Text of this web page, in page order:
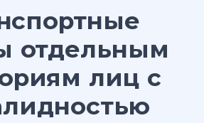
отдельным
лиц с